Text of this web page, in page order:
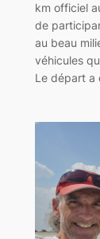
km officiel
de
au beau
véhicules
Le départ a